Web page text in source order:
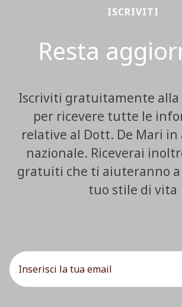
ISCRIVITI
Resta
Iscriviti gratuitamente
per ricevere tutte le
relative al Dott. De Mari
nazionale. Riceverai
gratuiti che ti aiuteranno a
tuo stile di vita